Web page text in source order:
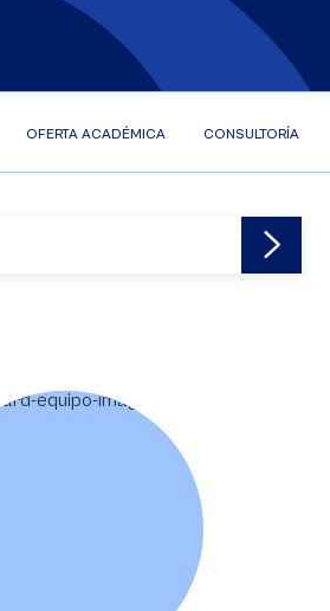
OFERTA ACADÉMICA CONSULTORÍA EFR